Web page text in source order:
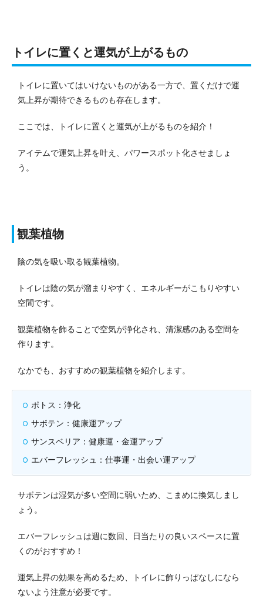
トイレに置くと運気が上がるもの
トイレに置いてはいけないものがある一方で、置くだけで運
気上昇が期待できるものも存在します。
ここでは、トイレに置くと運気が上がるものを紹介！
アイテムで運気上昇を叶え、パワースポット化させましょ
う。
観葉植物
陰の気を吸い取る観葉植物。
トイレは陰の気が溜まりやすく、エネルギーがこもりやすい
空間です。
観葉植物を飾ることで空気が浄化され、清潔感のある空間を
作ります。
なかでも、おすすめの観葉植物を紹介します。
ポトス：浄化
サボテン：健康運アップ
サンスベリア：健康運・金運アップ
エバーフレッシュ：仕事運・出会い運アップ
サボテンは湿気が多い空間に弱いため、こまめに換気しまし
ょう。
エバーフレッシュは週に数回、日当たりの良いスペースに置
くのがおすすめ！
運気上昇の効果を高めるため、トイレに飾りっぱなしになら
ないよう注意が必要です。